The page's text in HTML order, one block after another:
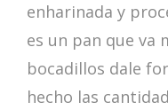
enharinada y
es un pan que va
bocadillos dale
hecho las